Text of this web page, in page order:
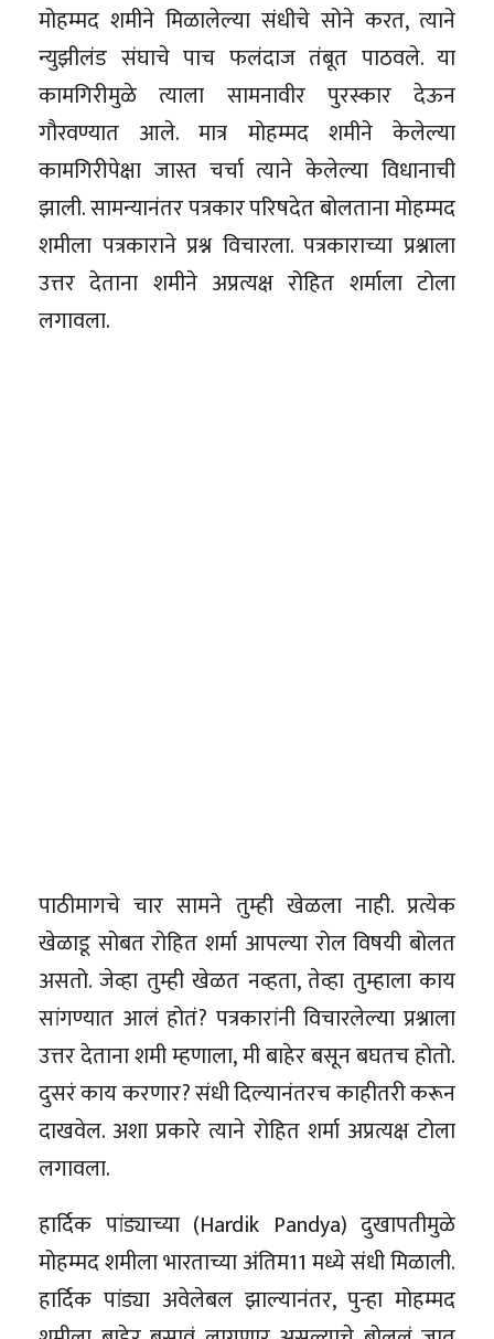
मोहम्मद शमीने मिळालेल्या संधीचे सोने करत, त्याने
न्युझीलंड संघाचे पाच फलंदाज तंबूत पाठवले. या
कामगिरीमुळे त्याला सामनावीर पुरस्कार देऊन
गौरवण्यात आले. मात्र मोहम्मद शमीने केलेल्या
कामगिरीपेक्षा जास्त चर्चा त्याने केलेल्या विधानाची
झाली. सामन्यानंतर पत्रकार परिषदेत बोलताना मोहम्मद
शमीला पत्रकाराने प्रश्न विचारला. पत्रकाराच्या प्रश्नाला
उत्तर देताना शमीने अप्रत्यक्ष रोहित शर्माला टोला
लगावला.
पाठीमागचे चार सामने तुम्ही खेळला नाही. प्रत्येक
खेळाडू सोबत रोहित शर्मा आपल्या रोल विषयी बोलत
असतो. जेव्हा तुम्ही खेळत नव्हता, तेव्हा तुम्हाला काय
सांगण्यात आलं होतं? पत्रकारांनी विचारलेल्या प्रश्नाला
उत्तर देताना शमी म्हणाला, मी बाहेर बसून बघतच होतो.
दुसरं काय करणार? संधी दिल्यानंतरच काहीतरी करून
दाखवेल. अशा प्रकारे त्याने रोहित शर्मा अप्रत्यक्ष टोला
लगावला.
हार्दिक पांड्याच्या (Hardik Pandya) दुखापतीमुळे
मोहम्मद शमीला भारताच्या अंतिम11 मध्ये संधी मिळाली.
हार्दिक पांड्या अवेलेबल झाल्यानंतर, पुन्हा मोहम्मद